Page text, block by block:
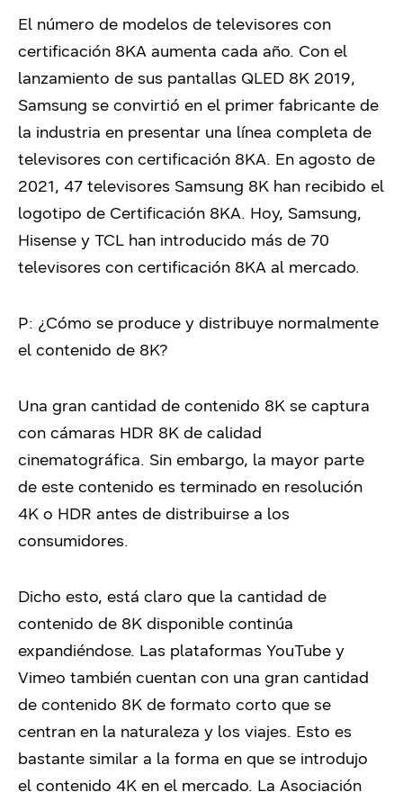
El número de modelos de televisores con
certificación 8KA aumenta cada año. Con el
lanzamiento de sus pantallas QLED 8K 2019,
Samsung se convirtió en el primer fabricante de
la industria en presentar una línea completa de
televisores con certificación 8KA. En agosto de
2021, 47 televisores Samsung 8K han recibido el
logotipo de Certificación 8KA. Hoy, Samsung,
Hisense y TCL han introducido más de 70
televisores con certificación 8KA al mercado.
P: ¿Cómo se produce y distribuye normalmente
el contenido de 8K?
Una gran cantidad de contenido 8K se captura
con cámaras HDR 8K de calidad
cinematográfica. Sin embargo, la mayor parte
de este contenido es terminado en resolución
4K o HDR antes de distribuirse a los
consumidores.
Dicho esto, está claro que la cantidad de
contenido de 8K disponible continúa
expandiéndose. Las plataformas YouTube y
Vimeo también cuentan con una gran cantidad
de contenido 8K de formato corto que se
centran en la naturaleza y los viajes. Esto es
bastante similar a la forma en que se introdujo
el contenido 4K en el mercado. La Asociación